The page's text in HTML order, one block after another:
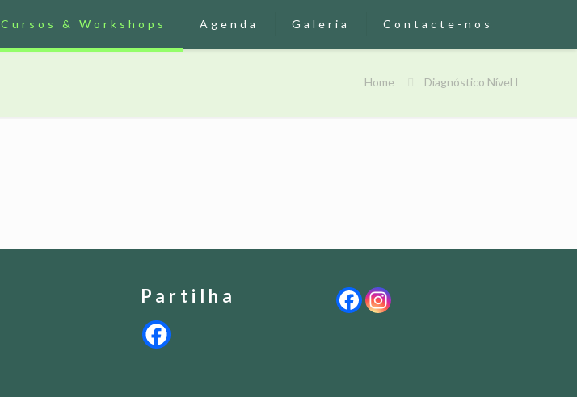
Cursos & Workshops Agenda Galeria Contacte-nos
Home Diagnóstico Nível I
Partilha